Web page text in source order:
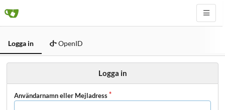
Logga in OpenID
Logga in
Användarnamn eller Mejladress